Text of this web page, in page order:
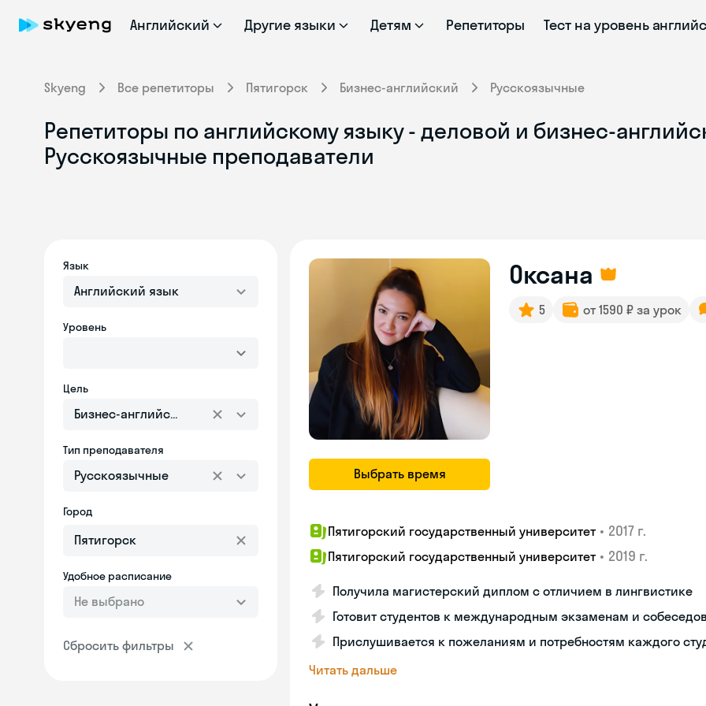
Английский Другие языки Детям Репетиторы Тест на уровень
Skyeng Все репетиторы Пятигорск Бизнес-английский Русскоязычные
Репетиторы по английскому языку - деловой и бизнес-
Русскоязычные преподаватели
Язык
Английский язык
Уровень
Цель
Бизнес-английский
Тип преподавателя
Русскоязычные
Город
Удобное расписание
Не выбрано
Сбросить фильтры
Выбрать время
Оксана
5 от 1590 ₽ за урок
Пятигорский государственный университет • 2017 г.
Пятигорский государственный университет • 2019 г.
Получила магистерский диплом с отличием в лингвистике
Готовит студентов к международным экзаменам и
Прислушивается к пожеланиям и потребностям каждого
Читать дальше